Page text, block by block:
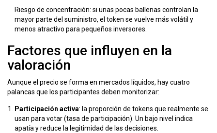
Riesgo de concentración: si unas pocas ballenas controlan la
mayor parte del suministro, el token se vuelve más volátil y
menos atractivo para pequeños inversores.
Factores que influyen en la
valoración
Aunque el precio se forma en mercados líquidos, hay cuatro
palancas que los participantes deben monitorizar:
Participación activa: la proporción de tokens que realmente se
usan para votar (tasa de participación). Un bajo nivel indica
apatía y reduce la legitimidad de las decisiones.